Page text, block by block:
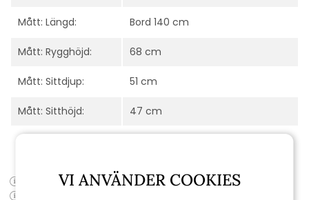
Mått: Längd: Bord 140 cm
Mått: Rygghöjd: 68 cm
Mått: Sittdjup: 51 cm
Mått: Sitthöjd: 47 cm
Produktens artikelnummer:Gordon-soff-SET
VI ANVÄNDER COOKIES